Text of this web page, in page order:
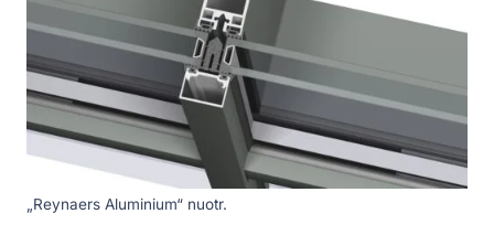
„Reynaers Aluminium“ nuotr.